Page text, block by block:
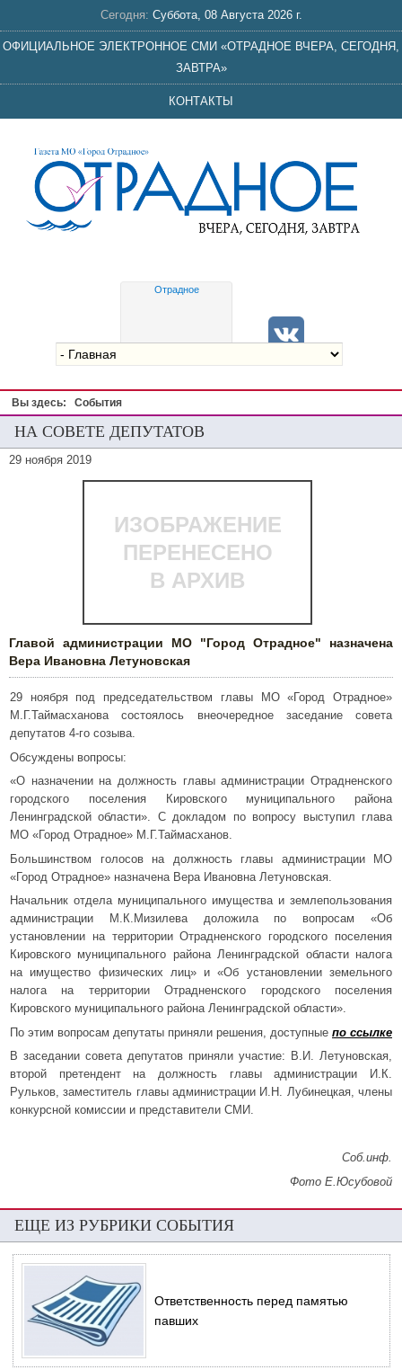
Сегодня: Суббота, 08 Августа 2026 г.
ОФИЦИАЛЬНОЕ ЭЛЕКТРОННОЕ СМИ «ОТРАДНОЕ ВЧЕРА, СЕГОДНЯ,
ЗАВТРА»
КОНТАКТЫ
Отрадное
Вы здесь: События
НА СОВЕТЕ ДЕПУТАТОВ
29 ноября 2019
ИЗОБРАЖЕНИЕ
ПЕРЕНЕСЕНО
В АРХИВ
Главой администрации МО "Город Отрадное" назначена
Вера Ивановна Летуновская
29 ноября под председательством главы МО «Город Отрадное»
М.Г.Таймасханова состоялось внеочередное заседание совета
депутатов 4-го созыва.
Обсуждены вопросы:
«О назначении на должность главы администрации Отрадненского
городского поселения Кировского муниципального района
Ленинградской области». С докладом по вопросу выступил глава
МО «Город Отрадное» М.Г.Таймасханов.
Большинством голосов на должность главы администрации МО
«Город Отрадное» назначена Вера Ивановна Летуновская.
Начальник отдела муниципального имущества и землепользования
администрации М.К.Мизилева доложила по вопросам «Об
установлении на территории Отрадненского городского поселения
Кировского муниципального района Ленинградской области налога
на имущество физических лиц» и «Об установлении земельного
налога на территории Отрадненского городского поселения
Кировского муниципального района Ленинградской области».
По этим вопросам депутаты приняли решения, доступные по ссылке
В заседании совета депутатов приняли участие: В.И. Летуновская,
второй претендент на должность главы администрации И.К.
Рульков, заместитель главы администрации И.Н. Лубинецкая, члены
конкурсной комиссии и представители СМИ.
Соб.инф.
Фото Е.Юсубовой
ЕЩЕ ИЗ РУБРИКИ СОБЫТИЯ
Ответственность перед памятью
павших